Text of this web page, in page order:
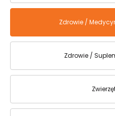
Zdrowie /
Zdrowie /